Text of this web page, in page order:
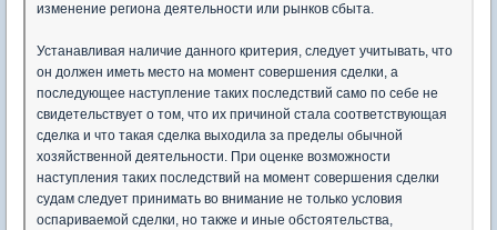
изменение региона деятельности или рынков сбыта.
Устанавливая наличие данного критерия, следует учитывать, что
он должен иметь место на момент совершения сделки, а
последующее наступление таких последствий само по себе не
свидетельствует о том, что их причиной стала соответствующая
сделка и что такая сделка выходила за пределы обычной
хозяйственной деятельности. При оценке возможности
наступления таких последствий на момент совершения сделки
судам следует принимать во внимание не только условия
оспариваемой сделки, но также и иные обстоятельства,